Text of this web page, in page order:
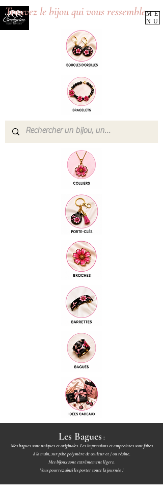
Trouvez le bijou qui vous ressembleME
NU
Les Bagues :
Mes bagues sont uniques et originales. Les impressions et empreintes sont faites
à la main, sur pâte polymère de couleur et / ou résine.
Mes bijoux sont extrêmement légers.
Vous pourrez ainsi les porter toute la journée !